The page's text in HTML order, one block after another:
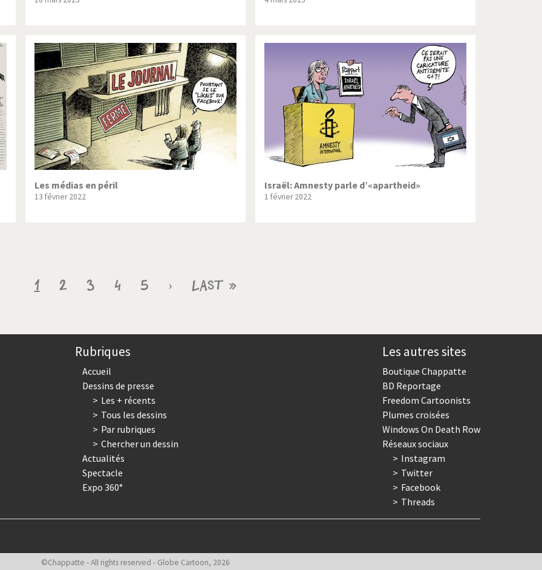
Les médias en péril
13 février 2022
Israël: Amnesty parle d’«apartheid»
1 février 2022
Page
1 Page
2 Page
3 Page
4 Page
5
Page
›
Dernière
Last »
Rubriques
Accueil
Dessins de presse
Les + récents
Tous les dessins
Par rubriques
Chercher un dessin
Actualités
Spectacle
Expo 360°
Les autres sites
Boutique Chappatte
BD Reportage
Freedom Cartoonists
Plumes croisées
Windows On Death Row
Réseaux sociaux
Instagram
Twitter
Facebook
Threads
©Chappatte - All rights reserved - Globe Cartoon, 2026